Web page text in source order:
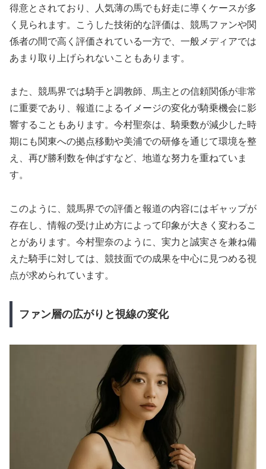
得意とされており、人気薄の馬でも好走に導くケースが多
く見られます。こうした技術的な評価は、競馬ファンや関
係者の間で高く評価されている一方で、一般メディアでは
あまり取り上げられないこともあります。
また、競馬界では騎手と調教師、馬主との信頼関係が非常
に重要であり、報道によるイメージの変化が騎乗機会に影
響することもあります。今村聖奈は、騎乗数が減少した時
期にも関東への拠点移動や美浦での研修を通じて環境を整
え、再び勝利数を伸ばすなど、地道な努力を重ねていま
す。
このように、競馬界での評価と報道の内容にはギャップが
存在し、情報の受け止め方によって印象が大きく変わるこ
とがあります。今村聖奈のように、実力と誠実さを兼ね備
えた騎手に対しては、競技面での成果を中心に見つめる視
点が求められています。
ファン層の広がりと視線の変化